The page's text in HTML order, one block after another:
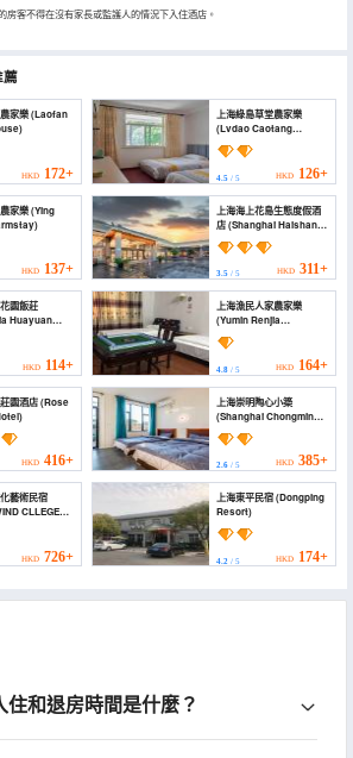
房客不得在沒有家長或監護人的情況下入住酒店。
薦
(Laofan
HKD 172+
上海綠島草堂農家樂
(Lvdao Caotang
Farmhouse)
4.5/ 5 HKD 126+
樂 (Ying
HKD 137+
上海海上花島生態度假酒
店 (Shanghai Haishang
Huadao Ecological
Holiday Hotel)
3.5/ 5 HKD 311+
園飯莊
Huayuan
HKD 114+
上海漁民人家農家樂
(Yumin Renjia
Farmhouse)
4.8/ 5 HKD 164+
酒店 (Rose
HKD 416+
上海崇明陶心小築
(Shanghai Chongming
Taoxin Homestay)
2.6/ 5 HKD 385+
藝術民宿
CLLEGE
HOTEL)
HKD 726+
上海東平民宿 (Dongping
Resort)
4.2/ 5 HKD 174+
和退房時間是什麼？